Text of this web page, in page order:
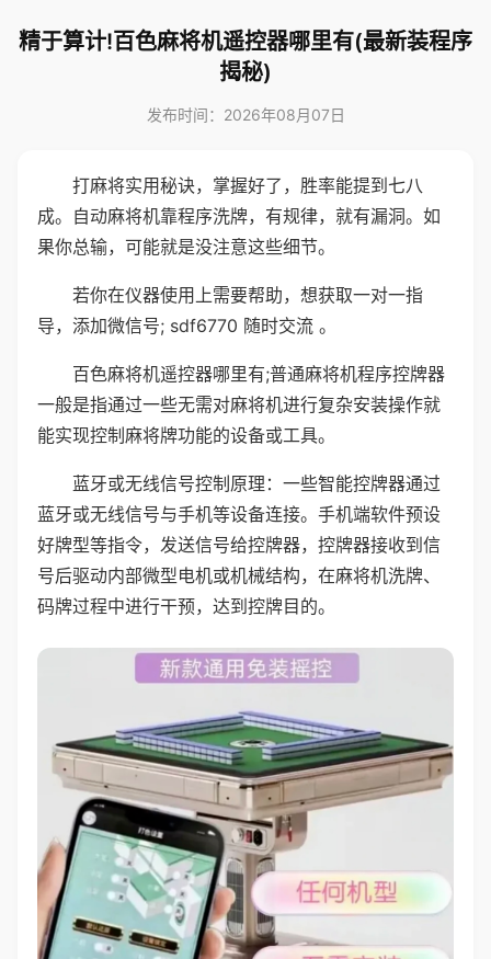
精于算计!百色麻将机遥控器哪里有(最新装程序
揭秘)
发布时间：2026年08月07日
打麻将实用秘诀，掌握好了，胜率能提到七八
成。自动麻将机靠程序洗牌，有规律，就有漏洞。如
果你总输，可能就是没注意这些细节。
若你在仪器使用上需要帮助，想获取一对一指
导，添加微信号; sdf6770 随时交流 。
百色麻将机遥控器哪里有;普通麻将机程序控牌器
一般是指通过一些无需对麻将机进行复杂安装操作就
能实现控制麻将牌功能的设备或工具。
蓝牙或无线信号控制原理：一些智能控牌器通过
蓝牙或无线信号与手机等设备连接。手机端软件预设
好牌型等指令，发送信号给控牌器，控牌器接收到信
号后驱动内部微型电机或机械结构，在麻将机洗牌、
码牌过程中进行干预，达到控牌目的。